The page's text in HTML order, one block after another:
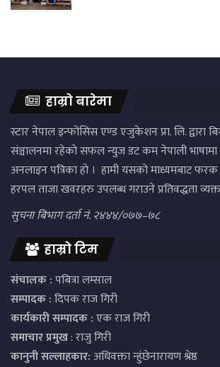
हाम्रो बारेमा
स्टार नेपाल इन्फोसिस एण्ड एजुकेशन प्रा. लि. द्वारा
संञ्चालनमा रहेको सफल न्युज डट कम नेपाली भाषामा
अनलाइन पत्रिका हो । हामी यसको माध्यमबाट
हरपल ताजा खवरहरु उपलब्ध गराउने प्रतिवद्धता व्यक्त
सुचना बिभाग दर्ता नं. २४४४/०७७–७८
हाम्रो टिम
संचालक :पबित्रा लम्साल
सम्पादक :दिपक राज गिरी
कार्यकारी सम्पादक :एक राज गिरी
समाचार प्रमुख: राजु गिरी
कानुनी सल्लाहकार:अधिवक्ता न्हुंछेनारायण श्रेष्ठ